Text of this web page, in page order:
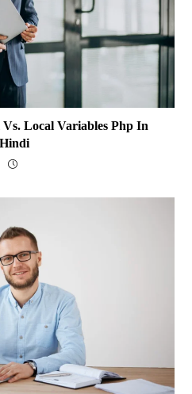
Local Variables Php In
Hindi